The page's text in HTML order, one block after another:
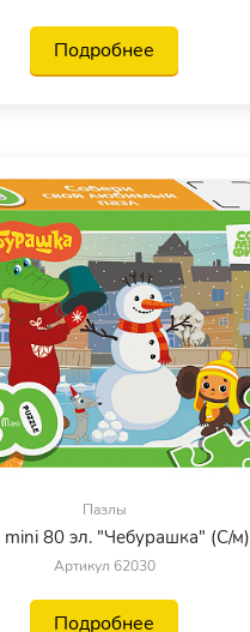
Подробнее
Пазлы
mini 80 эл. "Чебурашка" (С/м)
Артикул 62030
Подробнее